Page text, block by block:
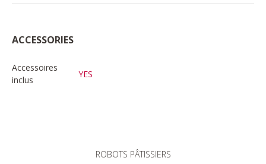
ACCESSORIES
Accessoires
inclus
YES
ROBOTS PÂTISSIERS